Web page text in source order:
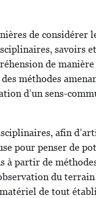
de considérer
savoirs
de
méthodes
d’un sens-
afin
pour penser de
partir de
du
de tout